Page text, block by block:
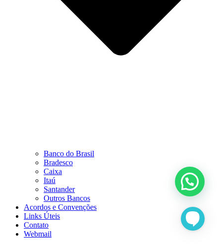
Banco do Brasil
Bradesco
Caixa
Itaú
Santander
Outros Bancos
Acordos e Convenções
Links Úteis
Contato
Webmail